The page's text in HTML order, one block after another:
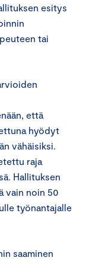
esitys
tai
että
hyödyt
vähäisiksi.
raja
Hallituksen
vain noin 50
työnantajalle
saaminen